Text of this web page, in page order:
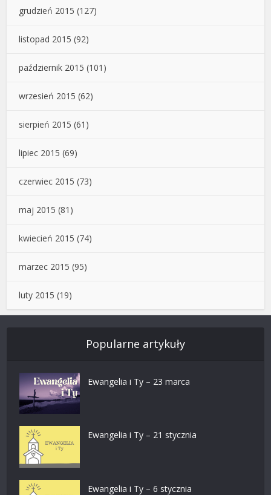
grudzień 2015 (127)
listopad 2015 (92)
październik 2015 (101)
wrzesień 2015 (62)
sierpień 2015 (61)
lipiec 2015 (69)
czerwiec 2015 (73)
maj 2015 (81)
kwiecień 2015 (74)
marzec 2015 (95)
luty 2015 (19)
Popularne artykuły
Ewangelia i Ty – 23 marca
Ewangelia i Ty – 21 stycznia
Ewangelia i Ty – 6 stycznia